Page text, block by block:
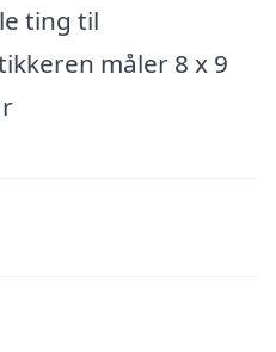
ting til
måler 8 x 9